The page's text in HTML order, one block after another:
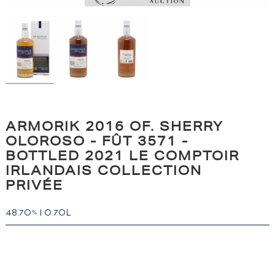
ARMORIK 2016 OF. SHERRY
OLOROSO - FÛT 3571 -
BOTTLED 2021 LE COMPTOIR
IRLANDAIS COLLECTION
PRIVÉE
48.70% | 0.70L